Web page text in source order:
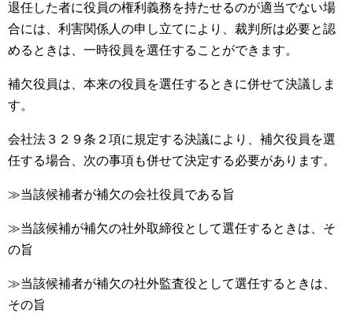
退任した者に役員の権利義務を持たせるのが適当でない場
合には、利害関係人の申し立てにより、裁判所は必要と認
めるときは、一時役員を選任することができます。
補欠役員は、本来の役員を選任するときに併せて決議しま
す。
会社法３２９条２項に規定する決議により、補欠役員を選
任する場合、次の事項も併せて決定する必要があります。
≫当該候補者が補欠の会社役員である旨
≫当該候補が補欠の社外取締役として選任するときは、そ
の旨
≫当該候補者が補欠の社外監査役として選任するときは、
その旨